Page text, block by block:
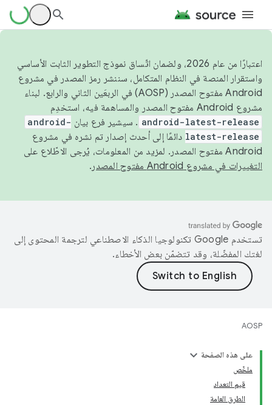
اعتبارًا من عام 2026، ولضمان اتّساق نموذج التطوير الثابت الأساسي
واستقرار المنصة في النظام المتكامل، سننشر رمز المصدر في مشروع
Android مفتوح المصدر (AOSP) في الربعَين الثاني والرابع. لبناء
مشروع Android مفتوح المصدر والمساهمة فيه، استخدِم
android-latest-release . سيشير فرع بيان android-
latest-release دائمًا إلى أحدث إصدار تم نشره في مشروع
Android مفتوح المصدر. لمزيد من المعلومات، يُرجى الاطّلاع على
التغييرات في مشروع Android مفتوح المصدر
.
تستخدم Google تكنولوجيا الذكاء الاصطناعي لترجمة المحتوى إلى
لغتك المفضّلة، وقد تتضمّن بعض الأخطاء.
AOSP
على هذه الصفحة
ملخّص
قيم التعداد
الطرق العامة